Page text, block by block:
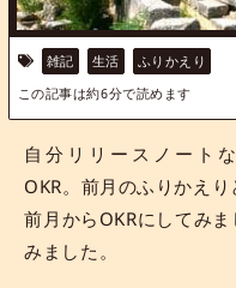
雑記 生活
ふりかえり
この記事は約6分で読めます
自分リリースノート
OKR。前月のふりかえり
前月からOKRにしてみ
みました。